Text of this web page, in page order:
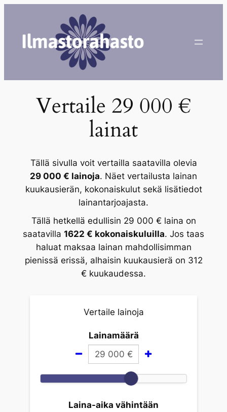
Vertaile 29 000 €
lainat
Tällä sivulla voit vertailla saatavilla olevia
29 000 € lainoja. Näet vertailusta lainan
kuukausierän, kokonaiskulut sekä lisätiedot
lainantarjoajasta.
Tällä hetkellä edullisin 29 000 € laina on
saatavilla 1622 € kokonaiskuluilla. Jos taas
haluat maksaa lainan mahdollisimman
pienissä erissä, alhaisin kuukausierä on 312
€ kuukaudessa.
Vertaile lainoja
Lainamäärä
29 000 €
Laina-aika vähintään